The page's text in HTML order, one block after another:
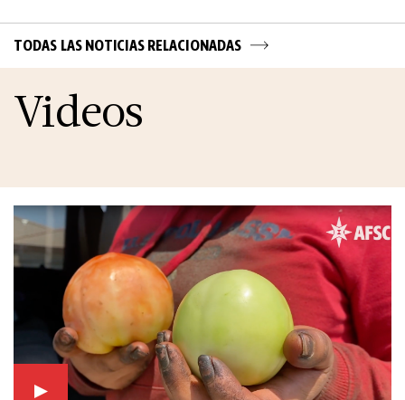
TODAS LAS NOTICIAS RELACIONADAS
Videos